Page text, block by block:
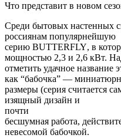
Что представит в новом
Среди бытовых настенных
россиянам популярнейшую
серию BUTTERFLY, в
мощностью 2,3 и 2,6 кВт.
отметить удачное название
как “бабочка” —
размеры (серия считается
изящный дизайн и
почти
бесшумная работа,
невесомой бабочкой.